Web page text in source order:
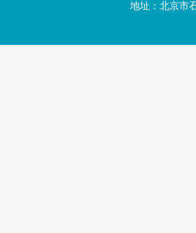
地址：北京市